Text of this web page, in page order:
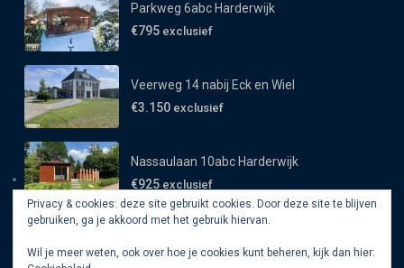
Parkweg 6abc Harderwijk
€795 exclusief
Veerweg 14 nabij Eck en Wiel
€3.150 exclusief
Nassaulaan 10abc Harderwijk
€925 exclusief
Privacy & cookies: deze site gebruikt cookies. Door deze site te blijven
gebruiken, ga je akkoord met het gebruik hiervan.
Wil je meer weten, ook over hoe je cookies kunt beheren, kijk dan hier: